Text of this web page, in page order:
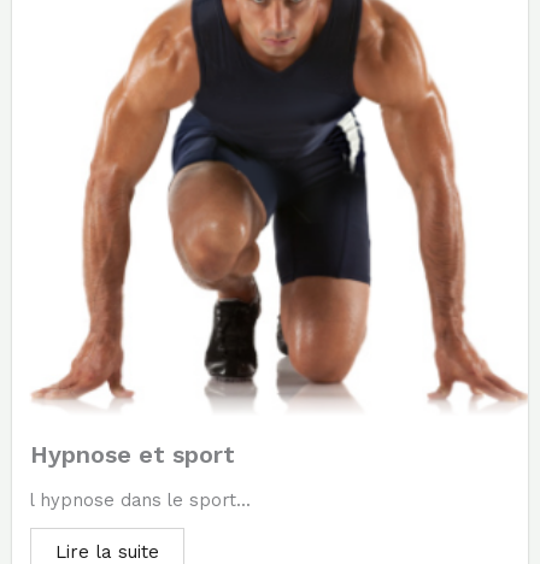
Hypnose et sport
l hypnose dans le sport...
Lire la suite